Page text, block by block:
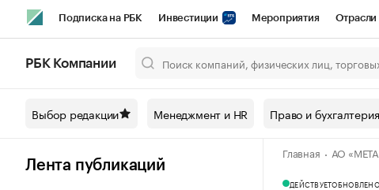
Подписка на РБК Инвестиции Мероприятия Отрасли
Спецпроекты СПб Конференции СПб Спецпроекты
Технологии и медиа Рынок наличной валюты
РБК Компании
Выбор редакции Менеджмент и HR Право и бухгалтерия
Лента публикаций
Главная АО
ДЕЙСТВУЕТОБНОВЛЕНО,